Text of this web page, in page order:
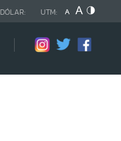
DÓLAR: UTM: